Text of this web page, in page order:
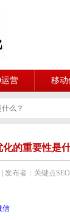
运营 移动
么？
的重要性是
| 发布者：关键点SEO
信